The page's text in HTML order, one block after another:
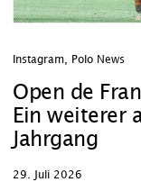
Instagram, Polo News
Open de
Ein weiterer
Jahrgang
29. Juli 2026